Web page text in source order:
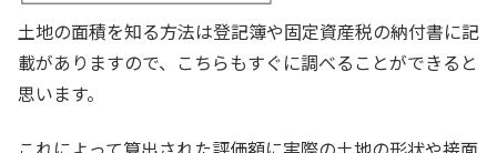
土地の面積を知る方法は登記簿や固定資産税の納付書に記
載がありますので、こちらもすぐに調べることができると
思います。